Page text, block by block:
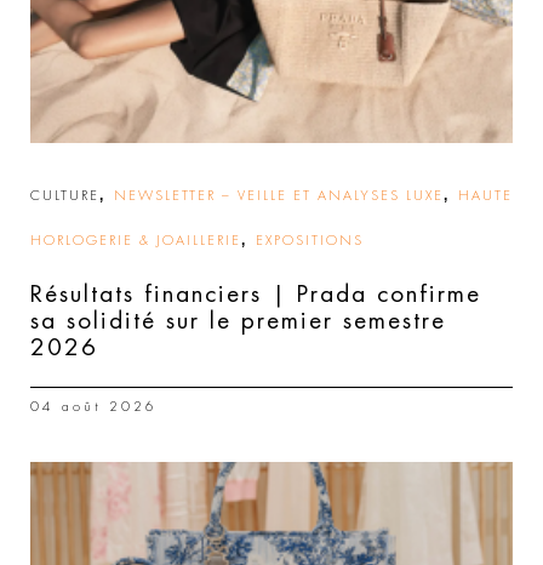
CULTURE , NEWSLETTER – VEILLE ET ANALYSES LUXE , HAUTE
HORLOGERIE & JOAILLERIE , EXPOSITIONS
Résultats financiers | Prada confirme
sa solidité sur le premier semestre
2026
04 août 2026